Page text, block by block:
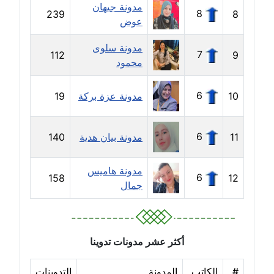
مدونة حجازي يونس
عاملة
مدونة حسن رجب
عاملة
مدونة حسن غريب
مدونة حسن محي الدين
متوفي
عاملة
مدونة حسين درمشاكي
عاملة
8
8
مدونة جيهان
عوض
239
9
7
مدونة سلوى
محمود
112
10
6 مدونة عزة بركة 19
11
6 مدونة بيان هدية 140
12
6
مدونة هاميس
جمال
158
أكثر عشر مدونات تدوينا